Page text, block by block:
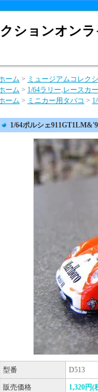
ションオン
ーム > ミュージアムコレク
ーム > 1/64ラリー,レースカ
ーム > ミニカー用タバコ >
1/64ポルシェ
型番 D513
販売価格 1,320円(